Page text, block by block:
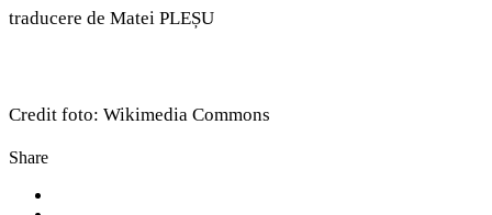
traducere de Matei PLEȘU
Credit foto: Wikimedia Commons
Share